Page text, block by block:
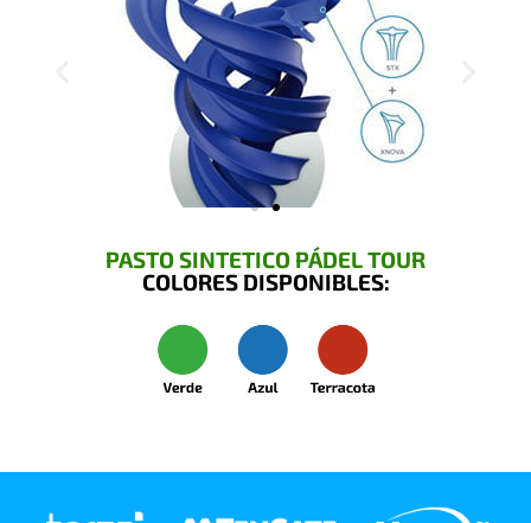
PASTO SINTETICO PÁDEL TOUR
COLORES DISPONIBLES: